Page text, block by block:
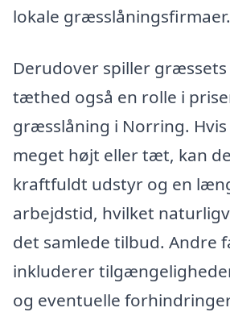
lokale græsslåningsfirmaer.
Derudover spiller
tæthed også en rolle i
græsslåning i Norring.
meget højt eller tæt, kan
kraftfuldt udstyr og en
arbejdstid, hvilket
det samlede tilbud. Andre
inkluderer
og eventuelle